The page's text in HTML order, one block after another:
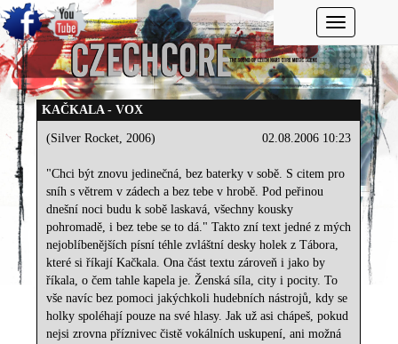
Toggle
KAČKALA - VOX
02.08.2006 10:23
(Silver Rocket, 2006)
"Chci být znovu jedinečná, bez baterky v sobě. S citem pro
sníh s větrem v zádech a bez tebe v hrobě. Pod peřinou
dnešní noci budu k sobě laskavá, všechny kousky
pohromadě, i bez tebe se to dá." Takto zní text jedné z mých
nejoblíbenějších písní téhle zvláštní desky holek z Tábora,
které si říkají Kačkala. Ona část textu zároveň i jako by
říkala, o čem tahle kapela je. Ženská síla, city i pocity. To
vše navíc bez pomoci jakýchkoli hudebních nástrojů, kdy se
holky spoléhají pouze na své hlasy. Jak už asi chápeš, pokud
nejsi zrovna příznivec čistě vokálních uskupení, ani možná